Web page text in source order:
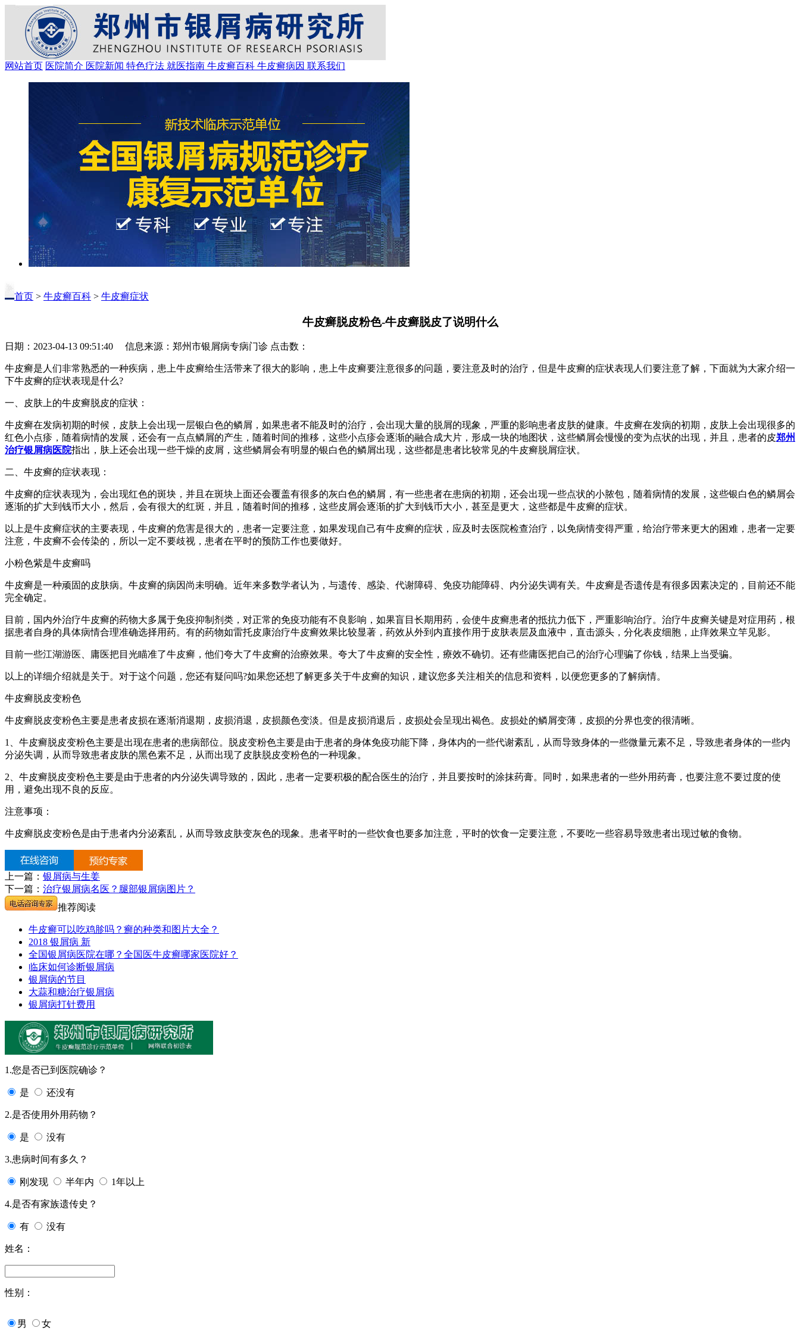
网站首页 医院简介 医院新闻 特色疗法 就医指南 牛皮癣百科 牛皮癣病因 联系我们
首页 > 牛皮癣百科 > 牛皮癣症状
牛皮癣脱皮粉色-牛皮癣脱皮了说明什么
日期：2023-04-13 09:51:40 信息来源：郑州市银屑病专病门诊 点击数：
牛皮癣是人们非常熟悉的一种疾病，患上牛皮癣给生活带来了很大的影响，患上牛皮癣要注意很多的问题，要注意及时的治疗，但是牛皮癣的症状表现人们要注意了解，下面就为大家介绍一
下牛皮癣的症状表现是什么?
一、皮肤上的牛皮癣脱皮的症状：
牛皮癣在发病初期的时候，皮肤上会出现一层银白色的鳞屑，如果患者不能及时的治疗，会出现大量的脱屑的现象，严重的影响患者皮肤的健康。牛皮癣在发病的初期，皮肤上会出现很多的
红色小点疹，随着病情的发展，还会有一点点鳞屑的产生，随着时间的推移，这些小点疹会逐渐的融合成大片，形成一块的地图状，这些鳞屑会慢慢的变为点状的出现，并且，患者的皮郑州
治疗银屑病医院指出，肤上还会出现一些干燥的皮屑，这些鳞屑会有明显的银白色的鳞屑出现，这些都是患者比较常见的牛皮癣脱屑症状。
二、牛皮癣的症状表现：
牛皮癣的症状表现为，会出现红色的斑块，并且在斑块上面还会覆盖有很多的灰白色的鳞屑，有一些患者在患病的初期，还会出现一些点状的小脓包，随着病情的发展，这些银白色的鳞屑会
逐渐的扩大到钱币大小，然后，会有很大的红斑，并且，随着时间的推移，这些皮屑会逐渐的扩大到钱币大小，甚至是更大，这些都是牛皮癣的症状。
以上是牛皮癣症状的主要表现，牛皮癣的危害是很大的，患者一定要注意，如果发现自己有牛皮癣的症状，应及时去医院检查治疗，以免病情变得严重，给治疗带来更大的困难，患者一定要
注意，牛皮癣不会传染的，所以一定不要歧视，患者在平时的预防工作也要做好。
小粉色紫是牛皮癣吗
牛皮癣是一种顽固的皮肤病。牛皮癣的病因尚未明确。近年来多数学者认为，与遗传、感染、代谢障碍、免疫功能障碍、内分泌失调有关。牛皮癣是否遗传是有很多因素决定的，目前还不能
完全确定。
目前，国内外治疗牛皮癣的药物大多属于免疫抑制剂类，对正常的免疫功能有不良影响，如果盲目长期用药，会使牛皮癣患者的抵抗力低下，严重影响治疗。治疗牛皮癣关键是对症用药，根
据患者自身的具体病情合理准确选择用药。有的药物如雷托皮康治疗牛皮癣效果比较显著，药效从外到内直接作用于皮肤表层及血液中，直击源头，分化表皮细胞，止痒效果立竿见影。
目前一些江湖游医、庸医把目光瞄准了牛皮癣，他们夸大了牛皮癣的治療效果。夸大了牛皮癣的安全性，療效不确切。还有些庸医把自己的治疗心理骗了你钱，结果上当受骗。
以上的详细介绍就是关于。对于这个问题，您还有疑问吗?如果您还想了解更多关于牛皮癣的知识，建议您多关注相关的信息和资料，以便您更多的了解病情。
牛皮癣脱皮变粉色
牛皮癣脱皮变粉色主要是患者皮损在逐渐消退期，皮损消退，皮损颜色变淡。但是皮损消退后，皮损处会呈现出褐色。皮损处的鳞屑变薄，皮损的分界也变的很清晰。
1、牛皮癣脱皮变粉色主要是出现在患者的患病部位。脱皮变粉色主要是由于患者的身体免疫功能下降，身体内的一些代谢紊乱，从而导致身体的一些微量元素不足，导致患者身体的一些内
分泌失调，从而导致患者皮肤的黑色素不足，从而出现了皮肤脱皮变粉色的一种现象。
2、牛皮癣脱皮变粉色主要是由于患者的内分泌失调导致的，因此，患者一定要积极的配合医生的治疗，并且要按时的涂抹药膏。同时，如果患者的一些外用药膏，也要注意不要过度的使
用，避免出现不良的反应。
注意事项：
牛皮癣脱皮变粉色是由于患者内分泌紊乱，从而导致皮肤变灰色的现象。患者平时的一些饮食也要多加注意，平时的饮食一定要注意，不要吃一些容易导致患者出现过敏的食物。
上一篇： 银屑病与生姜
下一篇： 治疗银屑病名医？腿部银屑病图片？
推荐阅读
牛皮癣可以吃鸡胗吗？癣的种类和图片大全？
2018 银屑病 新
全国银屑病医院在哪？全国医牛皮癣哪家医院好？
临床如何诊断银屑病
银屑病的节目
大蒜和糖治疗银屑病
银屑病打针费用
1.您是否已到医院确诊？
是 还没有
2.是否使用外用药物？
是 没有
3.患病时间有多久？
刚发现 半年内 1年以上
4.是否有家族遗传史？
有 没有
姓名：
性别：
男 女